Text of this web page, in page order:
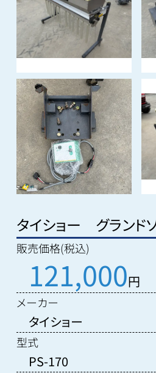
タイショー グラン
販売価格(税込)
121,000円
メーカー
タイショー
型式
PS-170